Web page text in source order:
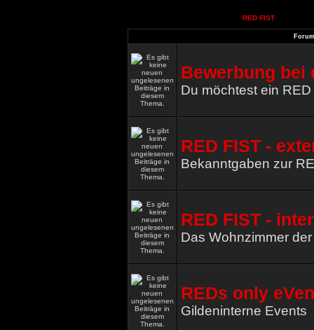
RED FIST
Bewerbung bei
Du möchtest ein
RED FIST -
Bekanntgaben zur
RED FIST -
Das Wohnzimmer
REDs only
Gildeninterne Events